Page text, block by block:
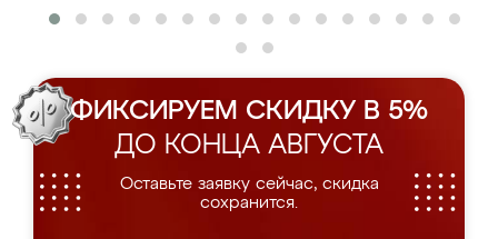
ФИКСИРУЕМ СКИДКУ В 5%
ДО КОНЦА АВГУСТА
Оставьте заявку сейчас, скидка
сохранится.